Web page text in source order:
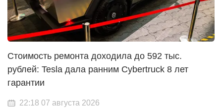
Стоимость ремонта доходила до 592 тыс.
рублей: Tesla дала ранним Cybertruck 8 лет
гарантии
22:18 07 августа 2026